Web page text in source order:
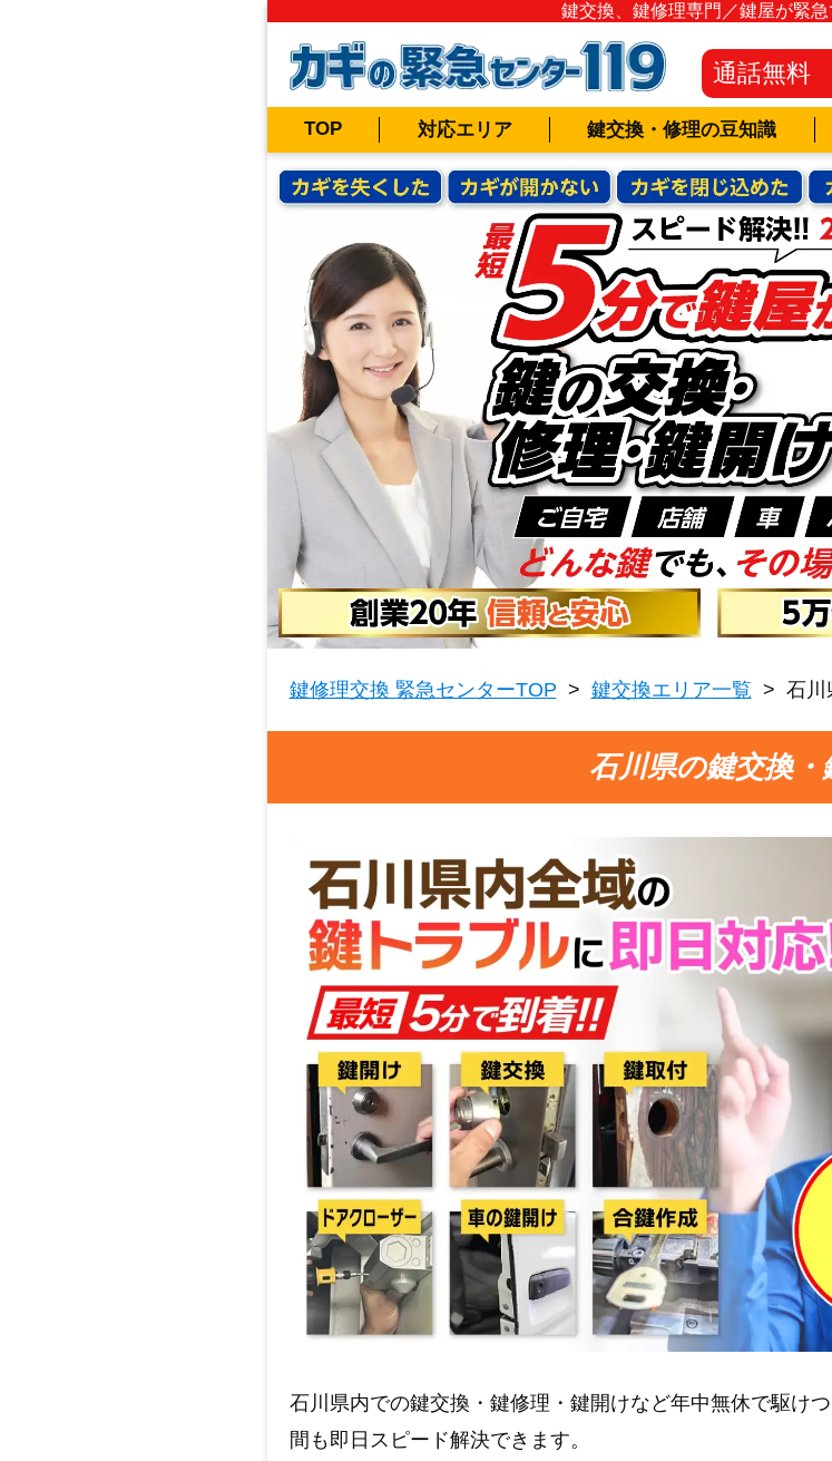
鍵交換、鍵修理専門／鍵屋が緊
通話無料
TOP 対応エリア 鍵交換・修理の豆知識
鍵修理交換 緊急センターTOP > 鍵交換エリア一覧 > 石川
石川県の鍵交換・
石川県内での鍵交換・鍵修理・鍵開けなど年中無休で駆け
間も即日スピード解決できます。